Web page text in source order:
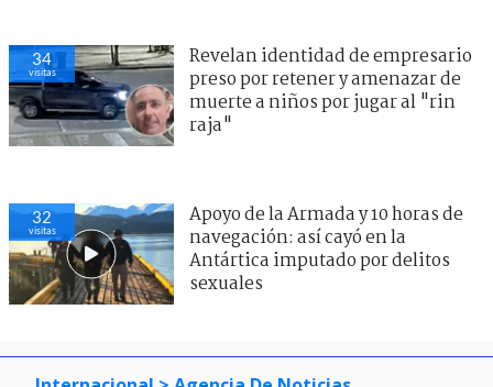
34
visitas
Revelan identidad de empresario
preso por retener y amenazar de
muerte a niños por jugar al "rin
raja"
32
visitas
Apoyo de la Armada y 10 horas de
navegación: así cayó en la
Antártica imputado por delitos
sexuales